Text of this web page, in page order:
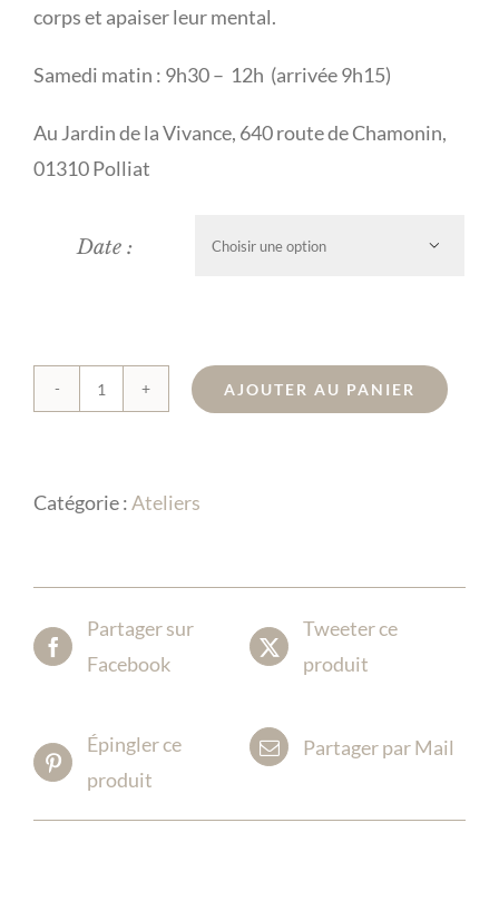
corps et apaiser leur mental.
Samedi matin : 9h30 – 12h (arrivée 9h15)
Au Jardin de la Vivance, 640 route de Chamonin,
01310 Polliat
Date : 
quantité
«
être
au
féminin
AJOUTER AU PANIER
Catégorie :Ateliers
Partager sur
Facebook
Tweeter ce
produit
Épingler ce
produit
Partager par Mail